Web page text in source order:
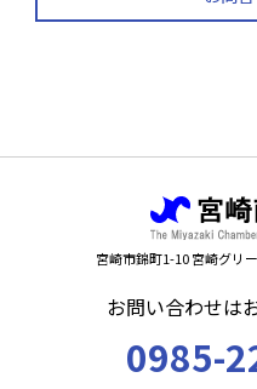
宮崎市錦町1-10 宮崎グリ
お問い合わせは
0985-